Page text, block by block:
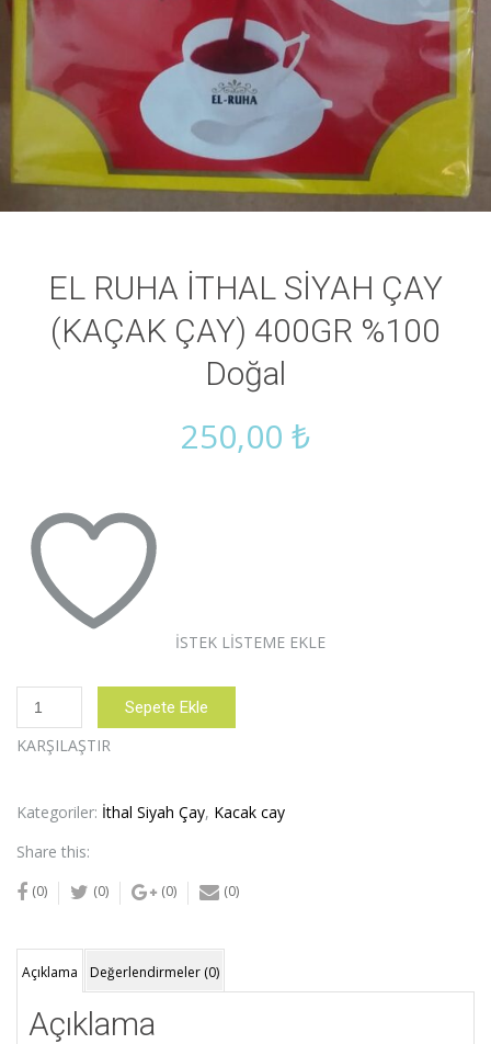
EL RUHA İTHAL SİYAH ÇAY
(KAÇAK ÇAY) 400GR %100
Doğal
250,00 ₺
İSTEK LISTEME EKLE
RUHA
İTHAL
(KAÇAK
400GR
%100
Doğal
Sepete Ekle
KARŞILAŞTIR
Kategoriler: İthal Siyah Çay, Kacak cay
Share this:
(0) (0) (0) (0)
Açıklama Değerlendirmeler (0)
Açıklama